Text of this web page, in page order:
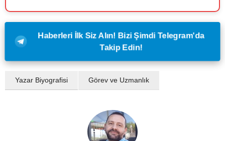
Haberleri İlk Siz Alın! Bizi Şimdi Telegram'da
Takip Edin!
Yazar Biyografisi Görev ve Uzmanlık